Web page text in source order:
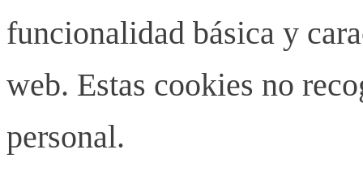
funcionalidad básica y
web. Estas cookies no
personal.